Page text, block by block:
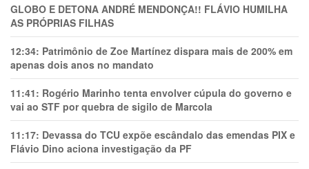
GLOBO E DETONA ANDRÉ MENDONÇA!! FLÁVIO HUMILHA
AS PRÓPRIAS FILHAS
12:34: Patrimônio de Zoe Martínez dispara mais de 200% em
apenas dois anos no mandato
11:41: Rogério Marinho tenta envolver cúpula do governo e
vai ao STF por quebra de sigilo de Marcola
11:17: Devassa do TCU expõe escândalo das emendas PIX e
Flávio Dino aciona investigação da PF